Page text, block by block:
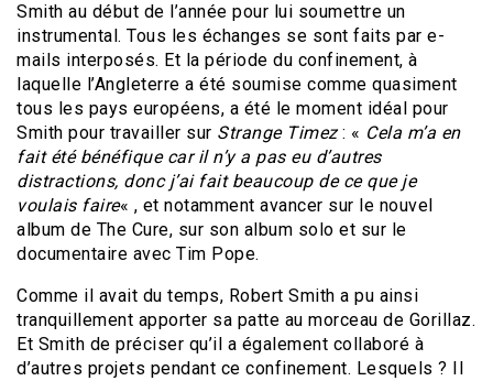
Smith au début de l’année pour lui soumettre un
instrumental. Tous les échanges se sont faits par e-
mails interposés. Et la période du confinement, à
laquelle l’Angleterre a été soumise comme quasiment
tous les pays européens, a été le moment idéal pour
Smith pour travailler sur Strange Timez: « Cela m’a en
fait été bénéfique car il n’y a pas eu d’autres
distractions, donc j’ai fait beaucoup de ce que je
voulais faire« , et notamment avancer sur le nouvel
album de The Cure, sur son album solo et sur le
documentaire avec Tim Pope.
Comme il avait du temps, Robert Smith a pu ainsi
tranquillement apporter sa patte au morceau de Gorillaz.
Et Smith de préciser qu’il a également collaboré à
d’autres projets pendant ce confinement. Lesquels ? Il